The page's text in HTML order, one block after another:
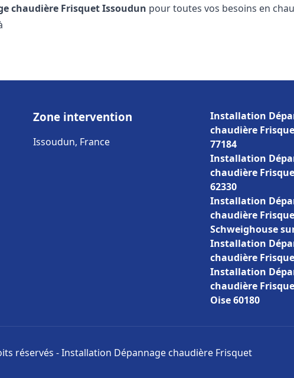
chaudière FrisquetIssoudun pour toutes vos besoins en
Zone intervention
Issoudun, France
Installation
chaudière
77184
Installation
chaudière
62330
Installation
chaudière
Schweighouse
Installation
chaudière
Installation
chaudière
Oise 60180
réservés - Installation Dépannage chaudière Frisquet